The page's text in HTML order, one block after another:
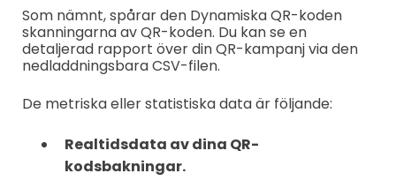
Som nämnt, spårar den Dynamiska QR-koden
skanningarna av QR-koden. Du kan se en
detaljerad rapport över din QR-kampanj via den
nedladdningsbara CSV-filen.
De metriska eller statistiska data är följande:
Realtidsdata av dina QR-
kodsbakningar.